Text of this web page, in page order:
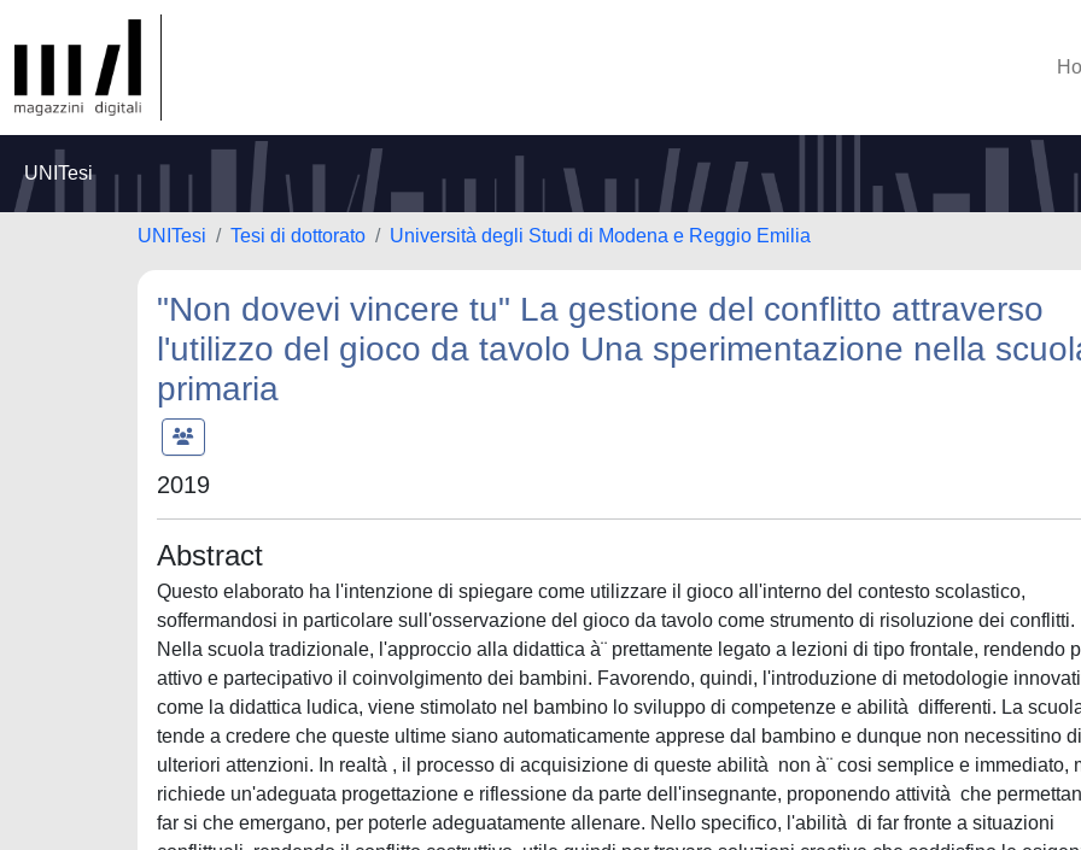
UNITesi
UNITesi Tesi di dottorato Università degli Studi di Modena e Reggio Emilia
"Non dovevi vincere tu" La gestione del conflitto attraverso
l'utilizzo del gioco da tavolo Una sperimentazione nella
primaria
2019
Abstract
Questo elaborato ha l'intenzione di spiegare come utilizzare il gioco all'interno del contesto scolastico,
soffermandosi in particolare sull'osservazione del gioco da tavolo come strumento di risoluzione dei conflitti.
Nella scuola tradizionale, l'approccio alla didattica à¨ prettamente legato a lezioni di tipo frontale, rendendo
attivo e partecipativo il coinvolgimento dei bambini. Favorendo, quindi, l'introduzione di metodologie
come la didattica ludica, viene stimolato nel bambino lo sviluppo di competenze e abilità differenti. La
tende a credere che queste ultime siano automaticamente apprese dal bambino e dunque non necessitino di
ulteriori attenzioni. In realtà , il processo di acquisizione di queste abilità non à¨ cosi semplice e immediato,
richiede un'adeguata progettazione e riflessione da parte dell'insegnante, proponendo attività che
far si che emergano, per poterle adeguatamente allenare. Nello specifico, l'abilità di far fronte a situazioni